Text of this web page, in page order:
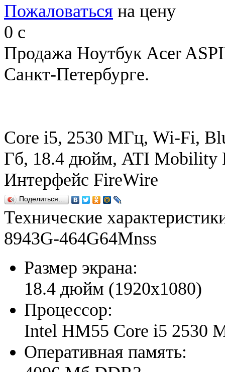
Пожаловаться на цену
0 c
Продажа Ноутбук Acer
Санкт-Петербурге.
Core i5, 2530 МГц, Wi-Fi,
Гб, 18.4 дюйм, ATI Mobility
Интерфейс FireWire
Поделиться…
Технические
8943G-464G64Mnss
Размер экрана:
18.4 дюйм (1920x1080)
Процессор:
Intel HM55 Core i5 2530
Оперативная память: